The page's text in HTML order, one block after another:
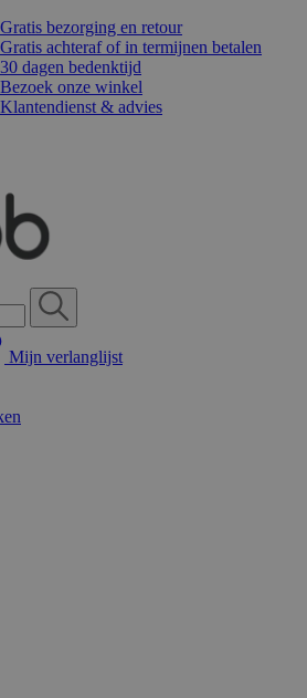
Gratis bezorging en retour
Gratis achteraf of in termijnen betalen
30 dagen bedenktijd
Bezoek onze winkel
Klantendienst & advies
Mijn verlanglijst